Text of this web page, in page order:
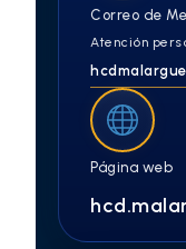
Correo de
Atención
Página web